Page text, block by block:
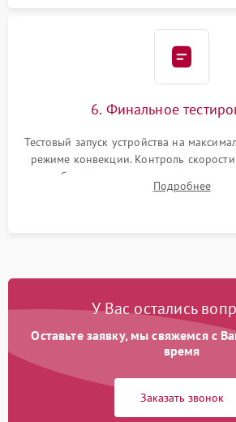
6. Финальное
Тестовый запуск устройства на
режиме конвекции. Контроль
срабатывания термостата при
температуры и тест наПодробнее
У Вас остались
Оставьте заявку, мы свяжемся с
время
Заказать звонок